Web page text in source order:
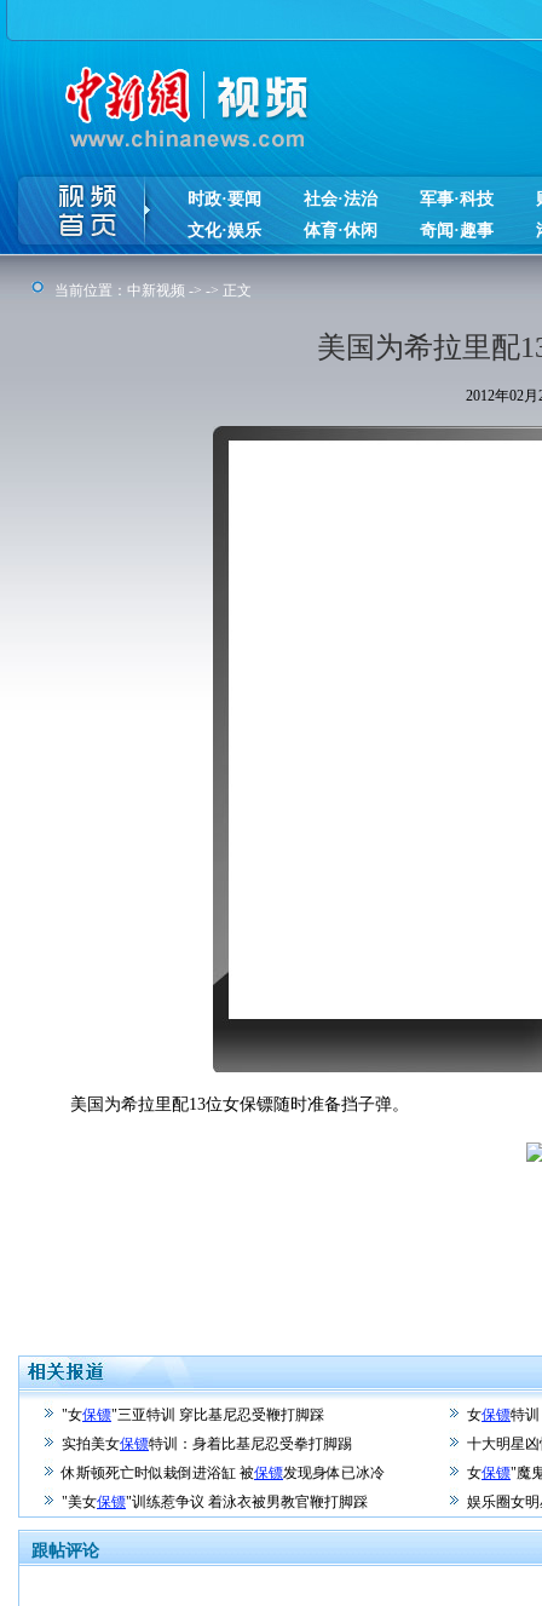
时政·要闻 社会·法治 军事·科技
文化·娱乐
体育·休闲 奇闻·趣事
当前位置： 中新视频 -> -> 正文
美国为希拉里配
2012年02
美国为希拉里配13位女保镖随时准备挡子弹。
"女保镖"三亚特训 穿比基尼忍受鞭打脚踩 女保镖特训
实拍美女保镖特训：身着比基尼忍受拳打脚踢
十大明星
休斯顿死亡时似栽倒进浴缸 被保镖发现身体已冰冷 女保镖"魔
"美女保镖"训练惹争议 着泳衣被男教官鞭打脚踩 娱乐圈女
跟帖评论